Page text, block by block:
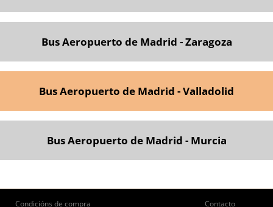
Bus Aeropuerto de Madrid - Zaragoza
Bus Aeropuerto de Madrid - Valladolid
Bus Aeropuerto de Madrid - Murcia
Condicións de compra Contacto